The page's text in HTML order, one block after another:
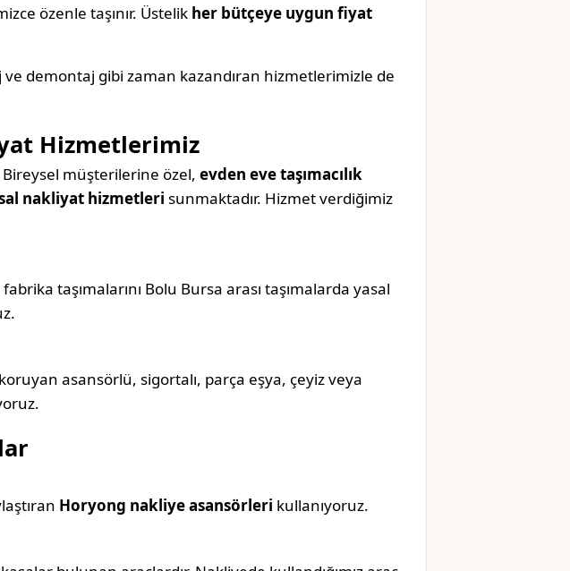
özenle taşınır. Üstelik her bütçeye uygun fiyat
demontaj gibi zaman kazandıran hizmetlerimizle de
Hizmetlerimiz
Bireysel müşterilerine özel, evden eve taşımacılık
nakliyat hizmetleri sunmaktadır. Hizmet verdiğimiz
taşımalarını Bolu Bursa arası taşımalarda yasal
asansörlü, sigortalı, parça eşya, çeyiz veya
Horyong nakliye asansörleri kullanıyoruz.